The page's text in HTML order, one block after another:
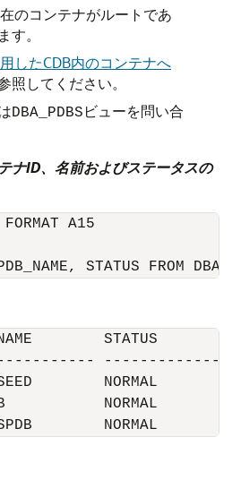
のコンテナがルートであ
す。
用したCDB内のコンテナへ
照してください。
DBA_PDBS ビューを問い合
ナID、名前およびステータスの
FORMAT A15
STATUS
-------------
NORMAL
NORMAL